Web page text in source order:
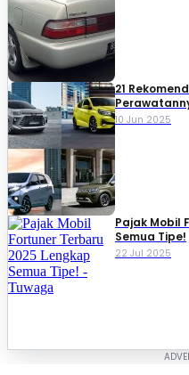
21
10 Jun 2025
Pajak Mobil
Semua Tipe!
22 Jul 2025